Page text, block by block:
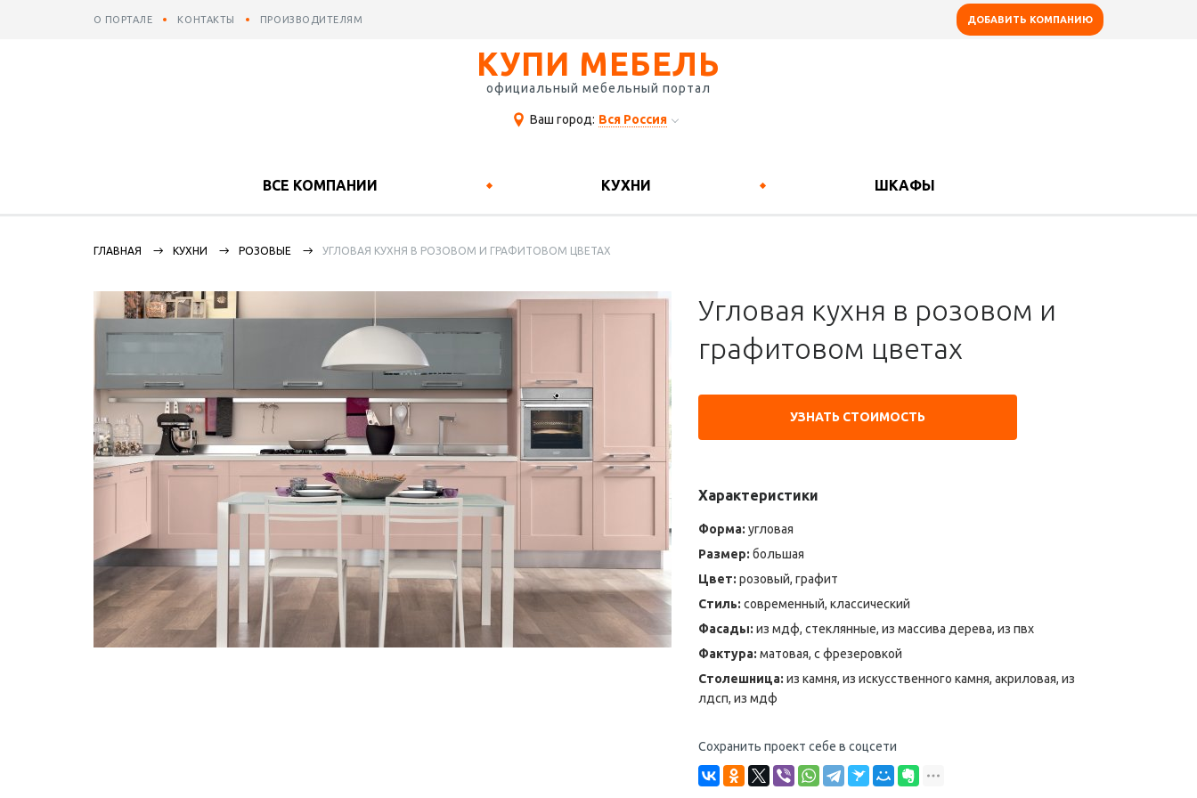
О ПОРТАЛЕ КОНТАКТЫ ПРОИЗВОДИТЕЛЯМ ДОБАВИТЬ КОМПАНИЮ
КУПИ МЕБЕЛЬ
официальный мебельный портал
Ваш город: Вся Россия
ВСЕ КОМПАНИИ КУХНИ ШКАФЫ
ГЛАВНАЯ КУХНИ РОЗОВЫЕ УГЛОВАЯ КУХНЯ В РОЗОВОМ И ГРАФИТОВОМ ЦВЕТАХ
Угловая кухня в розовом и
графитовом цветах
УЗНАТЬ СТОИМОСТЬ
Характеристики
Форма: угловая
Размер: большая
Цвет: розовый, графит
Стиль: современный, классический
Фасады: из мдф, стеклянные, из массива дерева, из пвх
Фактура: матовая, с фрезеровкой
Столешница: из камня, из искусственного камня, акриловая, из
лдсп, из мдф
Сохранить проект себе в соцсети